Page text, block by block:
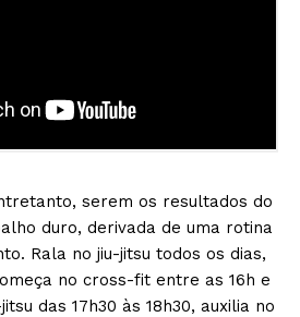
serem os resultados do
duro, derivada de uma rotina
Rala no jiu-jitsu todos os dias,
no cross-fit entre as 16h e
das 17h30 às 18h30, auxilia no